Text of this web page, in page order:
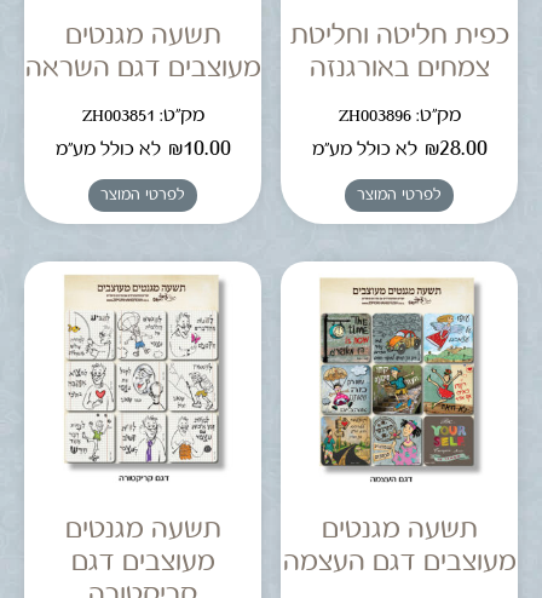
כפית חליטה וחליטת
צמחים באורגנזה
מק"ט: ZH003896
₪28.00 לא כולל מע"מ
לפרטי המוצר
תשעה מגנטים
מעוצבים דגם השראה
מק"ט: ZH003851
₪10.00 לא כולל מע"מ
לפרטי המוצר
תשעה מגנטים
מעוצבים דגם העצמה
תשעה מגנטים
מעוצבים דגם